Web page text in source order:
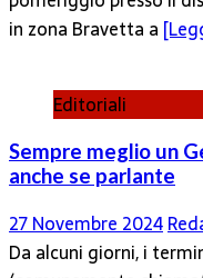
in zona Bravetta a
Editoriali
Sempre meglio un
anche se parlante
27 Novembre 2024
Da alcuni giorni, i